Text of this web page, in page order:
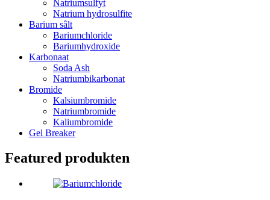
Natriumsulfyt
Natrium hydrosulfite
Barium sâlt
Bariumchloride
Bariumhydroxide
Karbonaat
Soda Ash
Natriumbikarbonat
Bromide
Kalsiumbromide
Natriumbromide
Kaliumbromide
Gel Breaker
Featured produkten